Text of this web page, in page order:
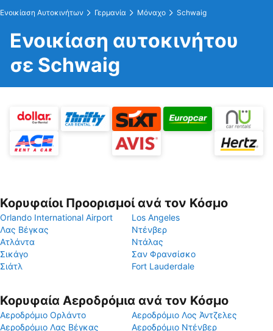
Ενοικίαση Αυτοκινήτων Γερμανία Μόναχο Schwaig
Ενοικίαση αυτοκινήτου
σε Schwaig
Κορυφαίοι Προορισμοί ανά τον Κόσμο
Orlando International Airport
Los Angeles
Λας Βέγκας
Ντένβερ
Ατλάντα
Ντάλας
Σικάγο
Σαν Φρανσίσκο
Σιάτλ
Fort Lauderdale
Κορυφαία Αεροδρόμια ανά τον Κόσμο
Αεροδρόμιο Ορλάντο
Αεροδρόμιο Λος Άντζελες
Αεροδρόμιο Λας Βέγκας
Αεροδρόμιο Ντένβερ